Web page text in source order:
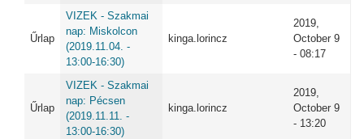
Űrlap
VIZEK - Szakmai
nap: Miskolcon
(2019.11.04. -
13:00-16:30)
kinga.lorincz
2019,
October 9
- 08:17
Űrlap
VIZEK - Szakmai
nap: Pécsen
(2019.11.11. -
13:00-16:30)
kinga.lorincz
2019,
October 9
- 13:20